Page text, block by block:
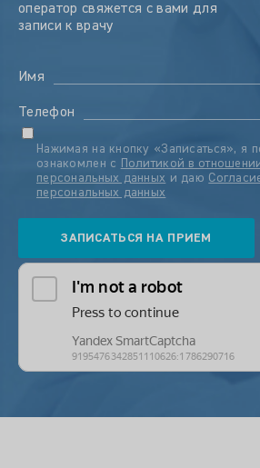
оператор свяжется с вами для
записи к врачу
Имя
Телефон
Нажимая на кнопку «Записаться», я
ознакомлен с
Политикой в
персональных данных и даю
персональных данных